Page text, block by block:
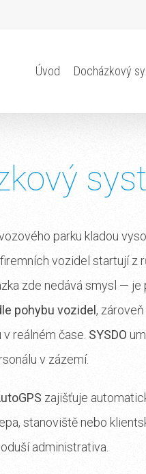
Úvod Docházkový
parku kladou
vozidel startují z
zde nedává smysl —
pohybu vozidel ,
reálném čase. SYSDO
v zázemí.
zajišťuje
stanoviště nebo
administrativa.